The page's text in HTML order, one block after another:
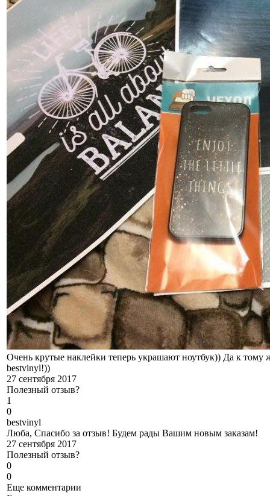
Очень крутые наклейки теперь украшают ноутбук)) Да к
bestvinyl!))
27 сентября 2017
Полезный отзыв?
1
0
bestvinyl
Люба, Спасибо за отзыв! Будем рады Вашим новым заказам!
27 сентября 2017
Полезный отзыв?
0
0
Еще комментарии